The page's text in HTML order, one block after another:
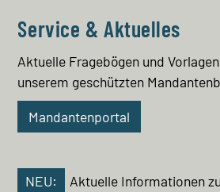
Service & Aktuelles
Aktuelle Fragebögen und
unserem geschützten
Mandantenportal
NEU:
Aktuelle Informationen